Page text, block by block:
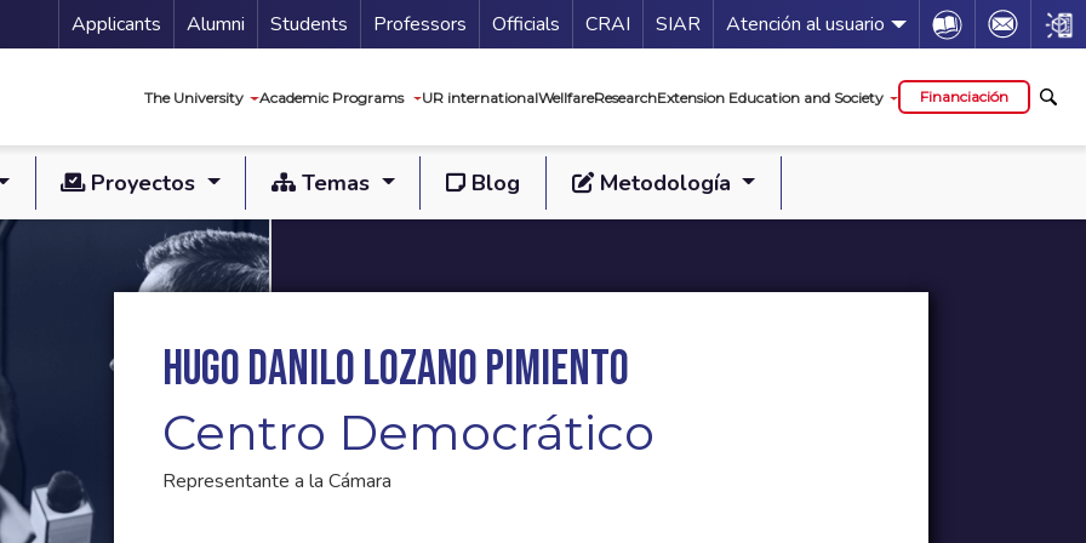
Menu Secundario
Applicants Alumni Students Professors Officials Guía de servicios
CRAI SIAR Atención al usuario Icon Icon Icon
The University Academic Programs UR internationalWellfareResearchExtension Education and Society Financiación
Proyectos Temas Blog Metodología
Hugo Danilo Lozano Pimiento
Centro Democrático
Representante a la Cámara